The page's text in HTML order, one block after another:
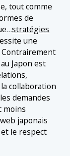
tout comme
de
stratégies
une
Contrairement
Japon est
collaboration
demandes
moins
japonais
le respect